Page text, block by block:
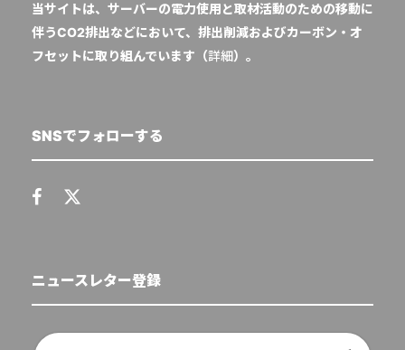
当サイトは、サーバーの電力使用と取材活動のための移動に
伴うCO2排出などにおいて、排出削減およびカーボン・オ
フセットに取り組んでいます（詳細）。
SNSでフォローする
ニュースレター登録